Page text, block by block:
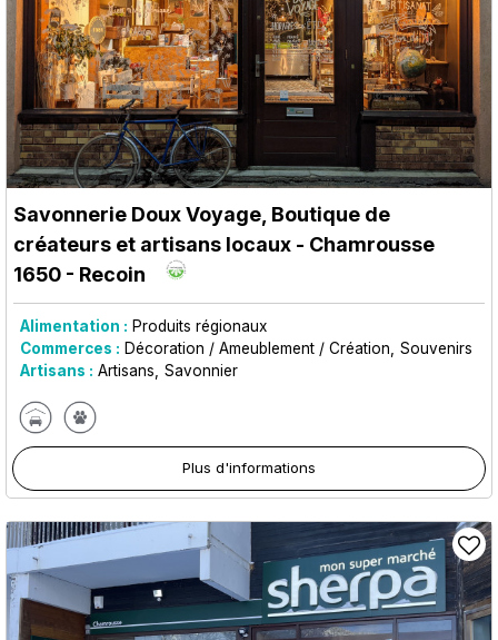
Savonnerie Doux Voyage, Boutique de
créateurs et artisans locaux - Chamrousse
1650 - Recoin
Alimentation : Produits régionaux
Commerces : Décoration / Ameublement / Création
Souvenirs
Artisans : Artisans Savonnier
Plus d'informations